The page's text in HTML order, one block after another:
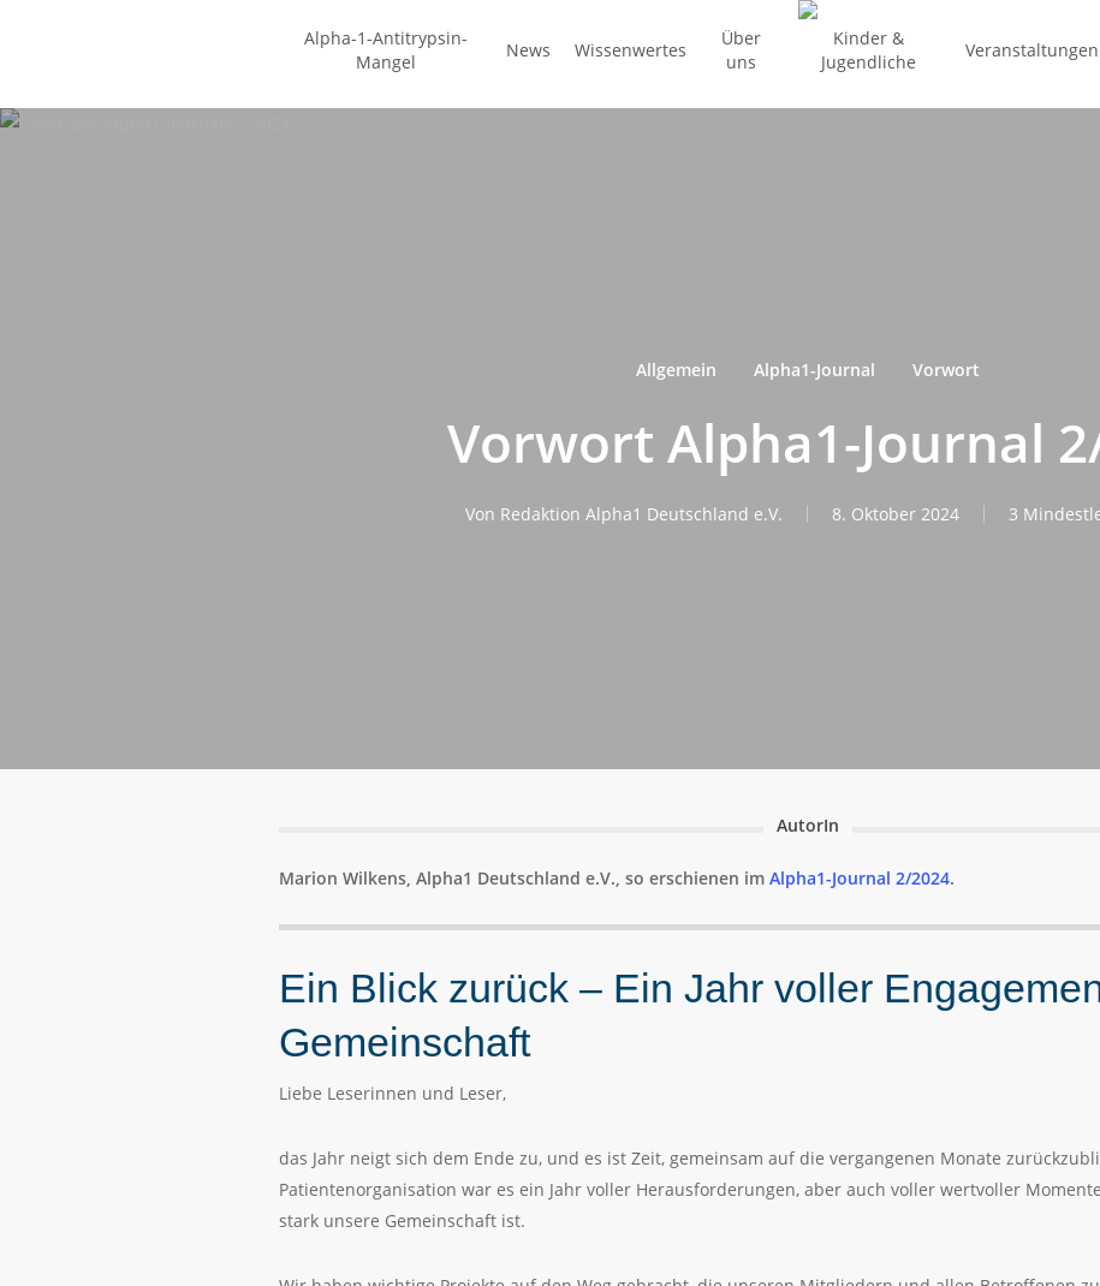
Alpha-1-Antitrypsin-
Mangel
News Wissenwertes
Über
uns
Kinder &
Jugendliche
Veranstaltungen
Allgemein Alpha1-Journal Vorwort
Vorwort Alpha1-Journal
Von Redaktion Alpha1 Deutschland e.V. 8. Oktober 2024 3
AutorIn
Marion Wilkens, Alpha1 Deutschland e.V., so erschienen imAlpha1-Journal 2/2024.
Ein Blick zurück – Ein Jahr voller
Gemeinschaft
Liebe Leserinnen und Leser,
das Jahr neigt sich dem Ende zu, und es ist Zeit, gemeinsam auf die vergangenen Monate
Patientenorganisation war es ein Jahr voller Herausforderungen, aber auch voller wertvoller
stark unsere Gemeinschaft ist.